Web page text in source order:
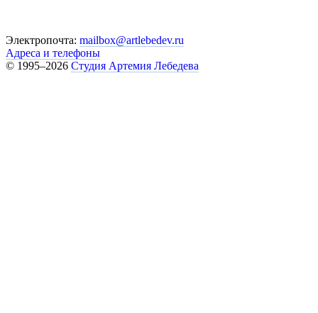
Электропочта: mailbox@artlebedev.ru
Адреса и телефоны
© 1995–2026 Студия Артемия Лебедева